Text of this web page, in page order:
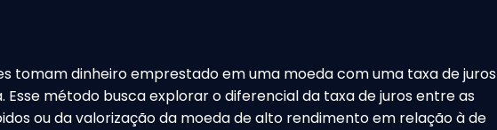
tomam dinheiro emprestado em uma moeda com uma taxa de juros
método busca explorar o diferencial da taxa de juros entre as
ou da valorização da moeda de alto rendimento em relação à de